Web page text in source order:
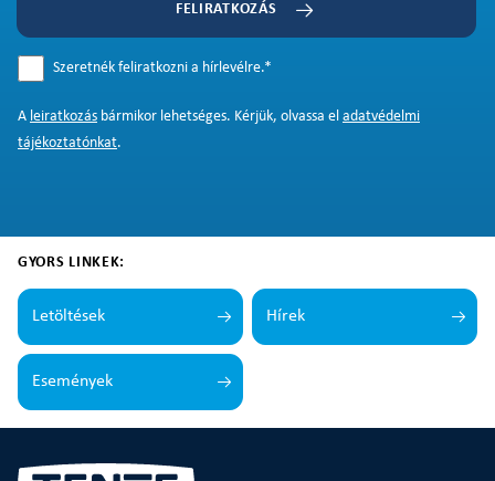
FELIRATKOZÁS
Szeretnék feliratkozni a hírlevélre.*
A leiratkozás bármikor lehetséges. Kérjük, olvassa el adatvédelmi
tájékoztatónkat.
GYORS LINKEK:
Letöltések Hírek
Események